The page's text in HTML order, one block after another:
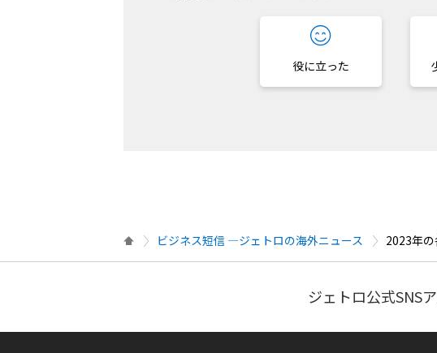
役に立った
ビジネス短信 ―ジェトロの海外ニュース 2023年
ジェトロ公式SNS